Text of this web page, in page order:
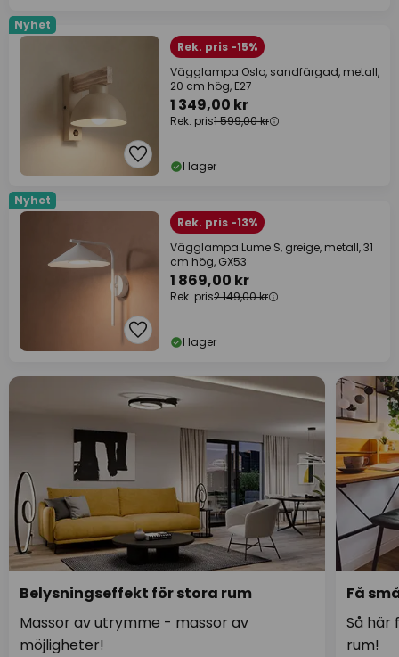
Nyhet
Rek. pris -15%
Vägglampa Oslo, sandfärgad, metall,
20 cm hög, E27
1 349,00 kr
Rek. pris1 599,00 kr
I lager
Nyhet
Rek. pris -13%
Vägglampa Lume S, greige, metall, 31
cm hög, GX53
1 869,00 kr
Rek. pris2 149,00 kr
I lager
Belysningseffekt för stora rum
Massor av utrymme - massor av
möjligheter!
Få
Så här
rum!